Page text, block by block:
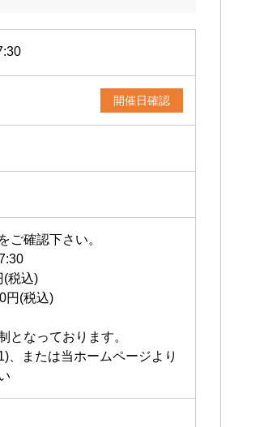
開催日確認
ご確認下さい。
(税込)
円(税込)
となっております。
、または当ホームページより